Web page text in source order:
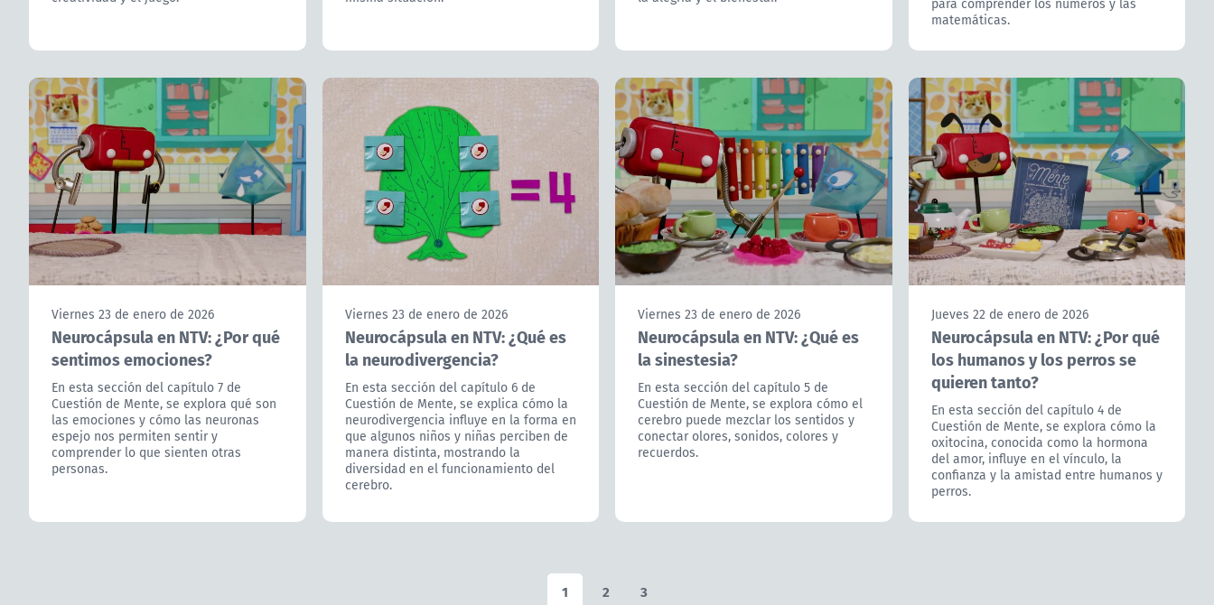
para comprender los números y las
matemáticas.
Viernes 23 de enero de 2026
Neurocápsula en NTV: ¿Por qué
sentimos emociones?
En esta sección del capítulo 7 de
Cuestión de Mente, se explora qué son
las emociones y cómo las neuronas
espejo nos permiten sentir y
comprender lo que sienten otras
personas.
Viernes 23 de enero de 2026
Neurocápsula en NTV: ¿Qué es
la neurodivergencia?
En esta sección del capítulo 6 de
Cuestión de Mente, se explica cómo la
neurodivergencia influye en la forma en
que algunos niños y niñas perciben de
manera distinta, mostrando la
diversidad en el funcionamiento del
cerebro.
Viernes 23 de enero de 2026
Neurocápsula en NTV: ¿Qué es
la sinestesia?
En esta sección del capítulo 5 de
Cuestión de Mente, se explora cómo el
cerebro puede mezclar los sentidos y
conectar olores, sonidos, colores y
recuerdos.
Jueves 22 de enero de 2026
Neurocápsula en NTV: ¿Por qué
los humanos y los perros se
quieren tanto?
En esta sección del capítulo 4 de
Cuestión de Mente, se explora cómo la
oxitocina, conocida como la hormona
del amor, influye en el vínculo, la
confianza y la amistad entre humanos y
perros.
1 2 3